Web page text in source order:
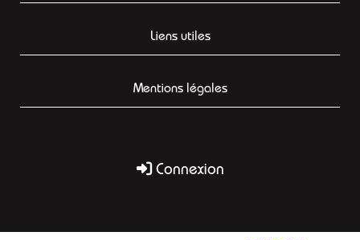
Liens utiles
Mentions légales
Connexion